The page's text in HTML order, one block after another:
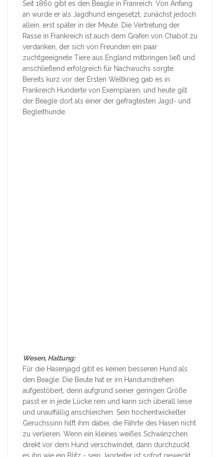
Seit 1860 gibt es den Beagle in Franreich. Von Anfang
an wurde er als Jagdhund eingesetzt, zunächst jedoch
allein, erst später in der Meute. Die Vertretung der
Rasse in Frankreich ist auch dem Grafen von Chabot zu
verdanken, der sich von Freunden ein paar
zuchtgeeignete Tiere aus England mitbringen ließ und
anschließend erfolgreich für Nachwuchs sorgte.
Bereits kurz vor der Ersten Weltkrieg gab es in
Frankreich Hunderte von Exemplaren, und heute gilt
der Beagle dort als einer der gefragtesten Jagd- und
Begleithunde.
Wesen, Haltung:
Für die Hasenjagd gibt es keinen besseren Hund als
den Beagle. Die Beute hat er im Handumdrehen
aufgestöbert, denn aufgrund seiner geringen Größe
passt er in jede Lücke rein und kann sich überall leise
und unauffällig anschleichen. Sein hochentwickelter
Geruchssinn hilft ihm dabei, die Fährte des Hasen nicht
zu verlieren. Wenn ein kleines weißes Schwänzchen
direkt vor dem Hund verschwindet, dann durchzuckt